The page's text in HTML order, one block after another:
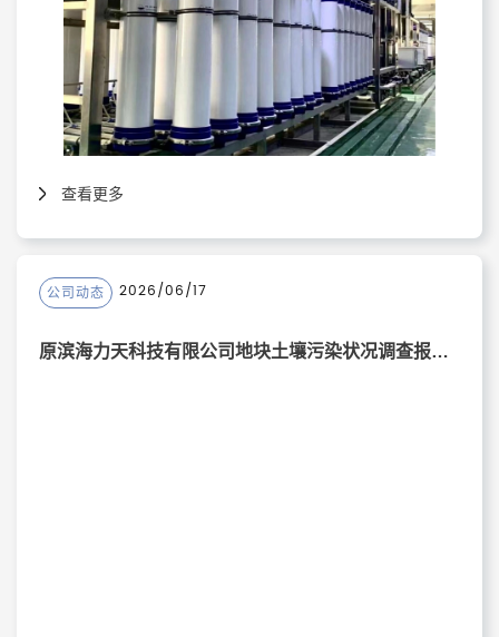
查看更多
公司动态 2026/06/17
原滨海力天科技有限公司地块土壤污染状况调查报告、滨海县星光化工有限公司地块 土壤污染状况调查报告、原盐城市晶华化工有限公司地块土壤污染状况调查报告公示